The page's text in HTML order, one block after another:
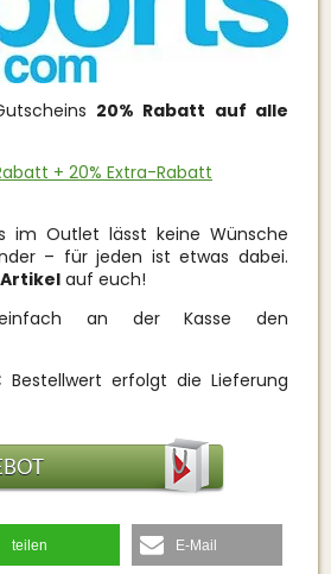
20% Rabatt auf alle
+ 20% Extra-Rabatt
im Outlet lässt keine Wünsche
– für jeden ist etwas dabei.
auf euch!
an der Kasse den
erfolgt die Lieferung
teilen E-Mail